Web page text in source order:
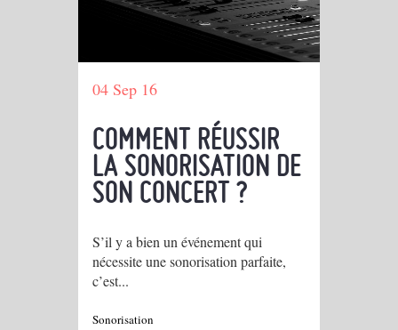
04 Sep 16
COMMENT RÉUSSIR
LA SONORISATION DE
SON CONCERT ?
S’il y a bien un événement qui
nécessite une sonorisation parfaite,
c’est...
Sonorisation